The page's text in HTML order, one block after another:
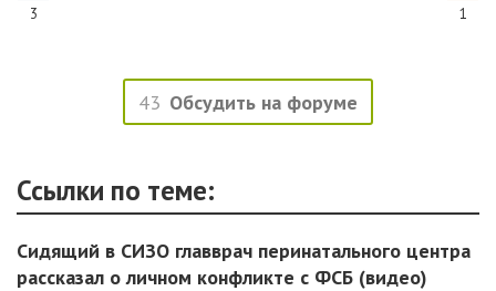
3 1
43 Обсудить на форуме
Ссылки по теме:
Сидящий в СИЗО главврач перинатального центра
рассказал о личном конфликте с ФСБ (видео)